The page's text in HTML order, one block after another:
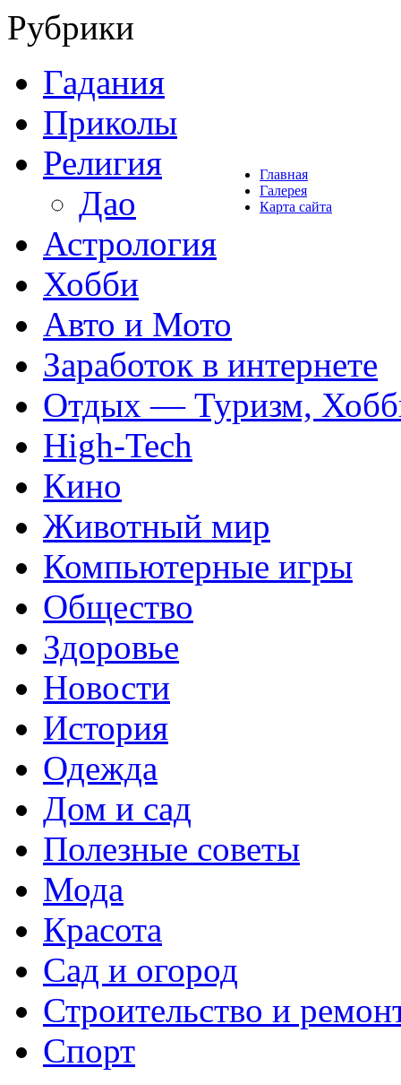
Главная
Галерея
Карта сайта
Рубрики
Гадания
Приколы
Религия
Дао
Астрология
Хобби
Авто и Мото
Заработок в интернете
Отдых — Туризм,
High-Tech
Кино
Животный мир
Компьютерные игры
Общество
Здоровье
Новости
История
Одежда
Дом и сад
Полезные советы
Мода
Красота
Сад и огород
Строительство и
Спорт